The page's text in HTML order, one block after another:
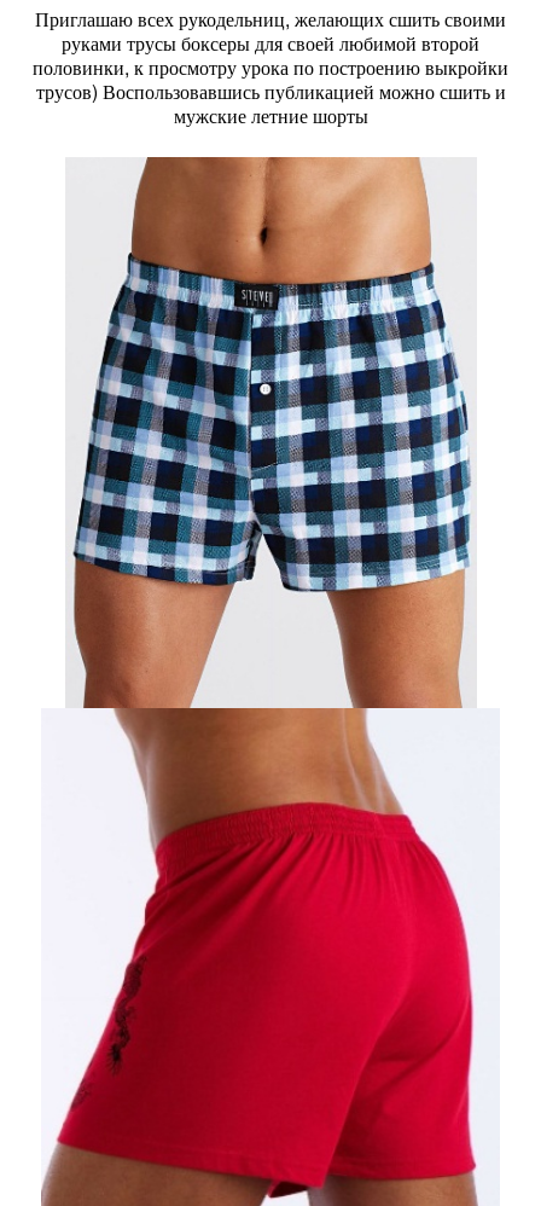
Приглашаю всех рукодельниц, желающих сшить своими
руками трусы боксеры для своей любимой второй
половинки, к просмотру урока по построению выкройки
трусов) Воспользовавшись публикацией можно сшить и
мужские летние шорты